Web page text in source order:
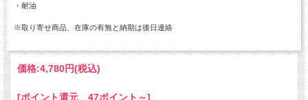
・耐油
※取り寄せ商品、在庫の有無と納期は後日連絡
価格:4,780円(税込)
[ポイント還元 47ポイント～]